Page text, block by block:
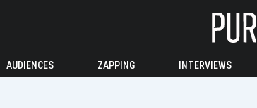
AUDIENCES ZAPPING INTERVIEWS